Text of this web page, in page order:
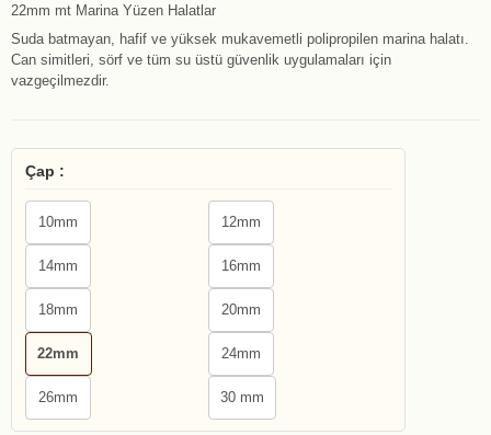
22mm mt Marina Yüzen Halatlar
Suda batmayan, hafif ve yüksek mukavemetli polipropilen marina halatı.
Can simitleri, sörf ve tüm su üstü güvenlik uygulamaları için
vazgeçilmezdir.
Çap :
10mm 12mm
14mm 16mm
18mm 20mm
22mm 24mm
26mm 30 mm